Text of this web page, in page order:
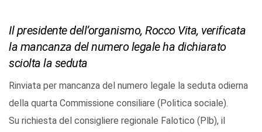
Il presidente dell’organismo, Rocco Vita, verificata
la mancanza del numero legale ha dichiarato
sciolta la seduta
Rinviata per mancanza del numero legale la seduta odierna
della quarta Commissione consiliare (Politica sociale).
Su richiesta del consigliere regionale Falotico (Plb), il